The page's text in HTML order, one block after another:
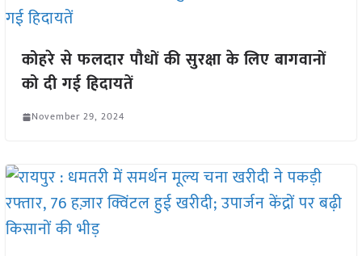
कोहरे से फलदार पौधों की सुरक्षा के लिए बागवानों
को दी गई हिदायतें
November 29, 2024